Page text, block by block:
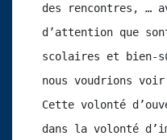
des rencontres, …
d’attention que
scolaires et bien-
nous voudrions
Cette volonté
dans la volonté